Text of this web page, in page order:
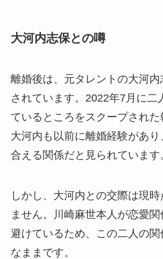
大河内志保との噂
離婚後は、元タレントの大河
されています。2022年7月に二
ているところをスクープされた
大河内も以前に離婚経験があ
合える関係だと見られています
しかし、大河内との交際は現
ません。川崎麻世本人が恋愛
避けているため、この二人の関
なままです。